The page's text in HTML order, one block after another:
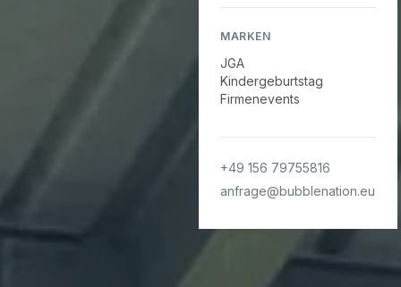
MARKEN
JGA
Kindergeburtstag
Firmenevents
+49 156 79755816
anfrage@bubblenation.eu